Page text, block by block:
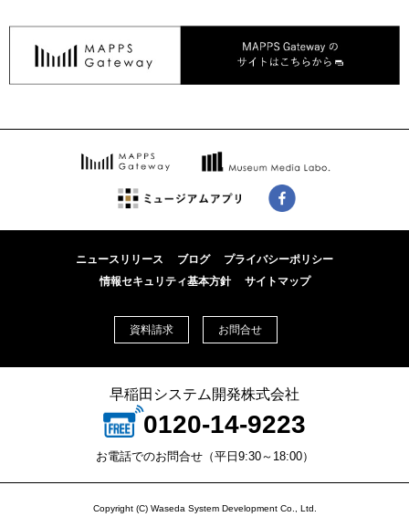
ニュースリリース ブログ
プライバシーポリシー
情報セキュリティ基本方針
サイトマップ
資料請求 お問合せ
早稲田システム開発株式会社
0120-14-9223
お電話でのお問合せ（平日9:30～18:00）
Copyright (C) Waseda System Development Co., Ltd.